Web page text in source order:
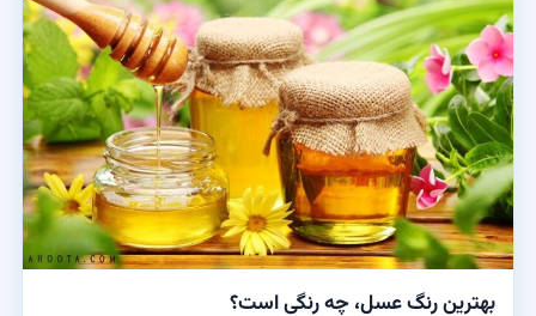
بهترین رنگ عسل، چه رنگی است؟